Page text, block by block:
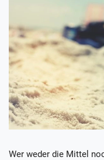
Wer weder die Mittel